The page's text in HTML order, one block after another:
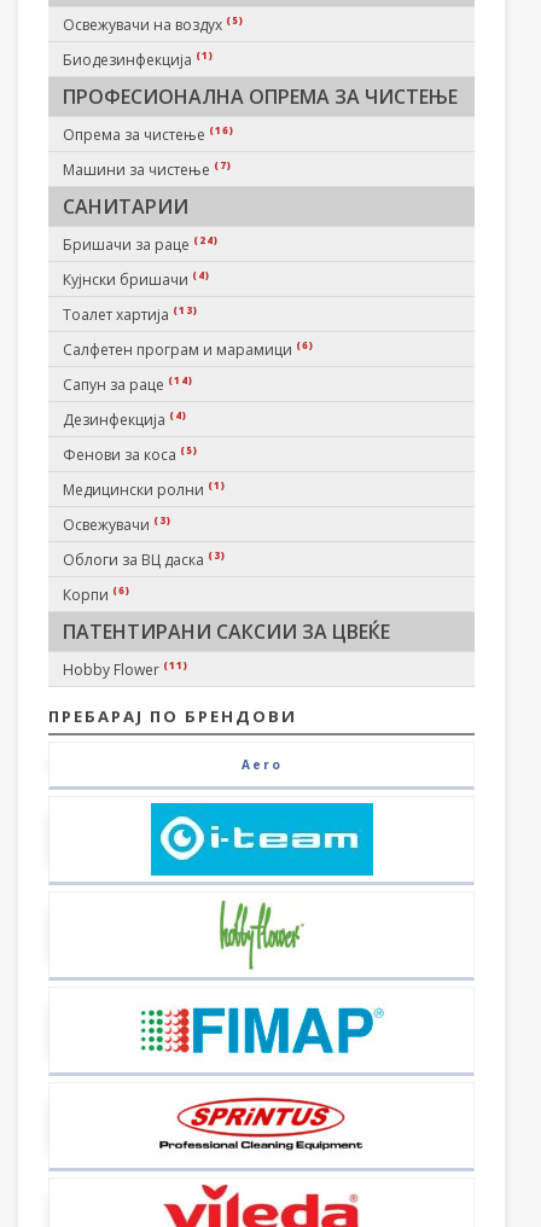
Освежувачи на воздух (5)
Биодезинфекција (1)
ПРОФЕСИОНАЛНА ОПРЕМА ЗА ЧИСТЕЊЕ
Опрема за чистење (16)
Машини за чистење (7)
САНИТАРИИ
Бришачи за раце (24)
Кујнски бришачи (4)
Тоалет хартија (13)
Салфетен програм и марамици (6)
Сапун за раце (14)
Дезинфекција (4)
Фенови за коса (5)
Медицински ролни (1)
Освежувачи (3)
Облоги за ВЦ даска (3)
Корпи (6)
ПАТЕНТИРАНИ САКСИИ ЗА ЦВЕЌЕ
Hobby Flower (11)
ПРЕБАРАЈ ПО БРЕНДОВИ
Aero